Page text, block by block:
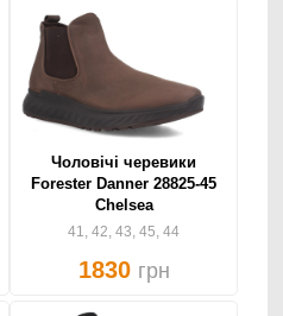
Чоловічі черевики
Forester Danner 28825-45
Chelsea
41, 42, 43, 45, 44
1830 грн